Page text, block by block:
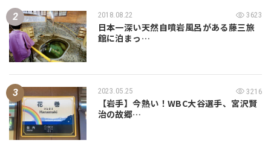
2018.08.22 3623
日本一深い天然自噴岩風呂がある藤三旅
館に泊まっ…
2023.05.25 3216
【岩手】今熱い！WBC大谷選手、宮沢賢
治の故郷…